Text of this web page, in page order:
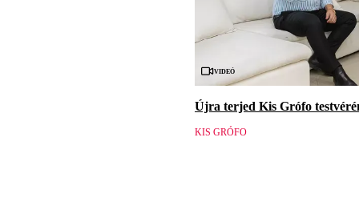
Videó
Újra terjed Kis Grófo
KIS GRÓFO